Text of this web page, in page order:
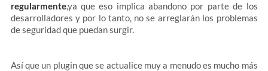
regularmente,ya que eso implica abandono por parte de los
desarrolladores y por lo tanto, no se arreglarán los problemas
de seguridad que puedan surgir.
Así que un plugin que se actualice muy a menudo es mucho más